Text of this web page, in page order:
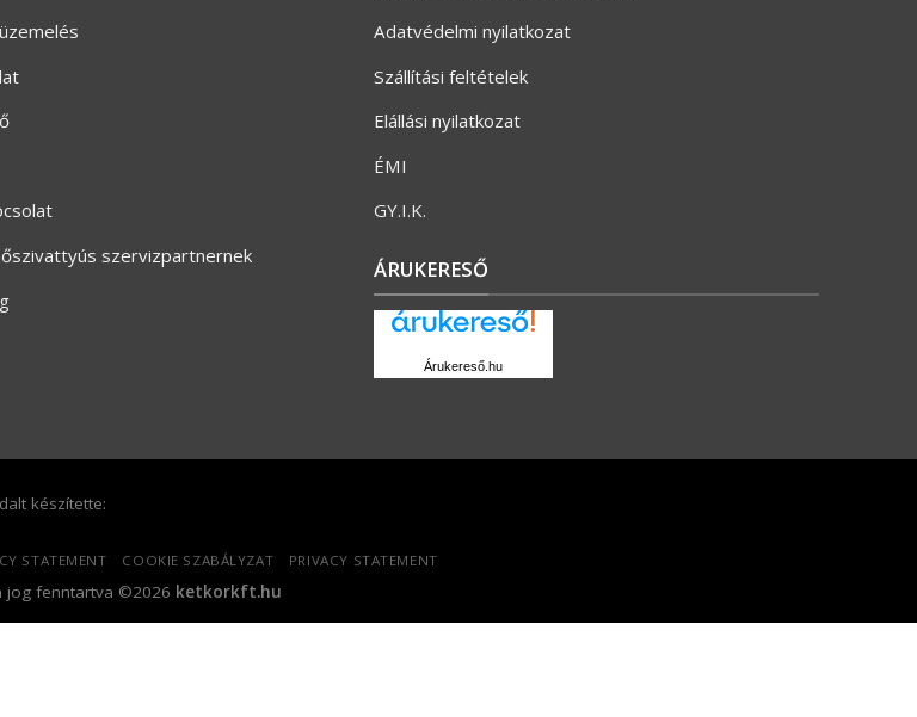
szervizpartnernek
Adatvédelmi nyilatkozat
Szállítási feltételek
Elállási nyilatkozat
ÉMI
GY.I.K.
ÁRUKERESŐ
Árukereső.hu
készítette:
STATEMENT COOKIE SZABÁLYZAT PRIVACY STATEMENT
jog fenntartva ©2026 ketkorkft.hu